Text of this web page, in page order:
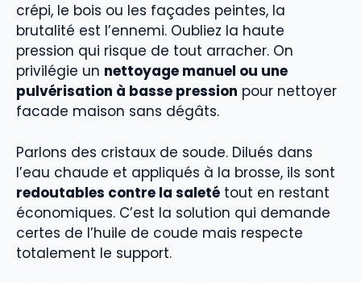
crépi, le bois ou les façades peintes, la
brutalité est l’ennemi. Oubliez la haute
pression qui risque de tout arracher. On
privilégie un nettoyage manuel ou une
pulvérisation à basse pression pour nettoyer
facade maison sans dégâts.
Parlons des cristaux de soude. Dilués dans
l’eau chaude et appliqués à la brosse, ils sont
redoutables contre la saleté tout en restant
économiques. C’est la solution qui demande
certes de l’huile de coude mais respecte
totalement le support.